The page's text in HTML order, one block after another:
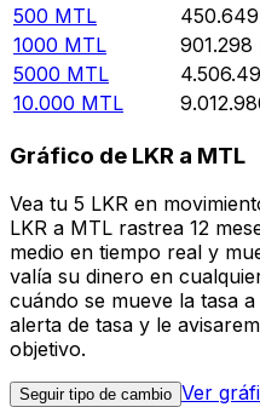
500 MTL 450.649
1000 MTL 901.298
5000 MTL
10.000 MTL
Gráfico de LKR a MTL
Vea tu 5 LKR en
LKR a MTL rastrea 12
medio en tiempo real y
valía su dinero en
cuándo se mueve la tasa
alerta de tasa y le
objetivo.
Seguir tipo de cambio Ver